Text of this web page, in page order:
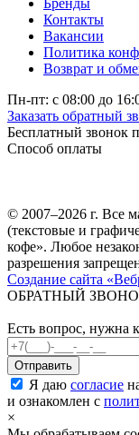
Контакты
Вакансии
Политика
Возврат и
Пн-пт: c 08:00 до
Заказать обратный
Бесплатный звонок
Способ оплаты
© 2007–2026 г. Все
(текстовые и
кофе». Любое
разрешения
Создание сайта
ОБРАТНЫЙ
Есть вопрос, нужна
Я даю согласие
и ознакомлен с
×